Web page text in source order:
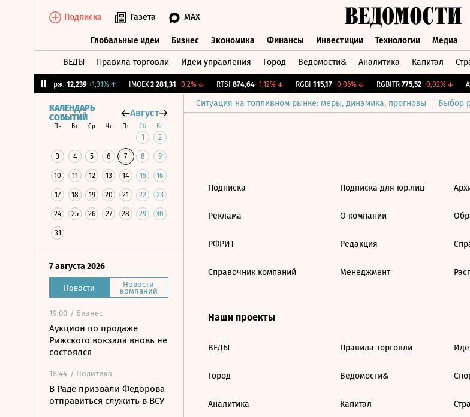
Подписка Газета MAX
Глобальные идеи Бизнес Экономика Финансы Инвестиции Технологии Медиа
ВЕДЫ Правила торговли Идеи управления Город Ведомости& Аналитика Капитал
CNY Бирж. 12,239 +1,31%↑ IMOEX 2 281,31 -0,2%↓ RTSI 874,64 -1,12%↓ RGBI 115,17 -0,06%↓ RGBITR 775,52 -0,02%↓
Ситуация на топливном рынке: меры, динамика, прогнозы Выбор
КАЛЕНДАРЬ
СОБЫТИЙ
Август
Пн Вт Ср Чт Пт Сб Вс
1 2
3 4 5 6 7 8 9
10 11 12 13 14 15 16
17 18 19 20 21 22 23
24 25 26 27 28 29 30
31
7 августа 2026
Новости Новости
компаний
19:00 / Бизнес
Аукцион по продаже
Рижского вокзала вновь не
состоялся
18:44 / Политика
В Раде призвали Федорова
отправиться служить в ВСУ
Подписка
Реклама
РФРИТ
Справочник компаний
Подписка для юр.лиц
О компании
Редакция
Менеджмент
Наши проекты
ВЕДЫ
Город
Аналитика
Правила торговли
Ведомости&
Капитал